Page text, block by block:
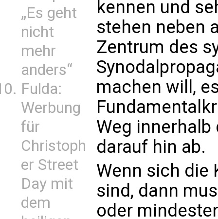
„Es geht
nicht
mehr
anders“
Fulda:
Werbung
für
Christoph
er Street
Day mit
dem
kennen und
stehen neben
Zentrum des
machen will,
Weg
darauf hin ab.
Wenn sich die
sind, dann
oder